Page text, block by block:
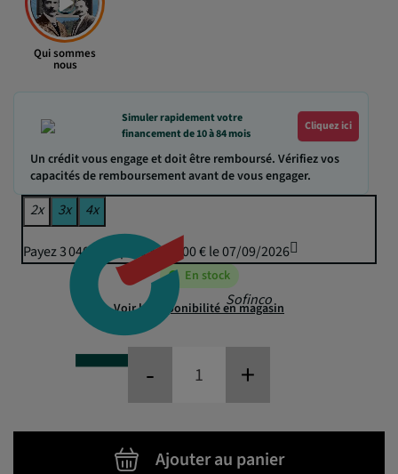
Qui sommes
nous
Simuler rapidement votre
financement de 10 à 84 mois
Cliquez ici
Un crédit vous engage et doit être remboursé. Vérifiez vos
capacités de remboursement avant de vous engager.
Sofinco
2x 3x 4x
Payez 3 040,45 € puis 3 005,00 € le 07/09/2026
En stock
Voir la disponibilité en magasin
- +
Ajouter au panier